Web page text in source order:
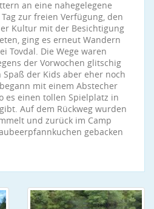
an eine nahegelegene
zur freien Verfügung, den
Kultur mit der Besichtigung
ging es erneut Wandern
Tovdal. Die Wege waren
der Vorwochen glitschig
der Kids aber eher noch
mit einem Abstecher
es einen tollen Spielplatz in
Auf dem Rückweg wurden
und zurück im Camp
gebacken